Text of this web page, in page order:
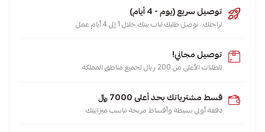
توصيل سريع (يوم - 4 أيام)
لراحتك.. نوصل طلبك لباب بيتك خلال 1 إلى 4 أيام عمل
توصيل مجاني!
للطلبات الأعلى من 200 ريال لجميع مناطق المملكة
قسط مشترياتك بحد أعلى 7000 ﷼
دفعة أولى بسيطة وأقساط مريحة تناسب ميزانيتك